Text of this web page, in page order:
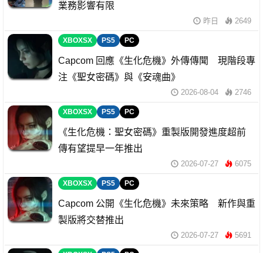
業務影響有限
昨日 2649
XBOXSX PS5 PC
Capcom 回應《生化危機》外傳傳聞 現階段專
注《聖女密碼》與《安魂曲》
2026-08-04 2746
XBOXSX PS5 PC
《生化危機：聖女密碼》重製版開發進度超前
傳有望提早一年推出
2026-07-27 6075
XBOXSX PS5 PC
Capcom 公開《生化危機》未來策略 新作與重
製版將交替推出
2026-07-27 5691